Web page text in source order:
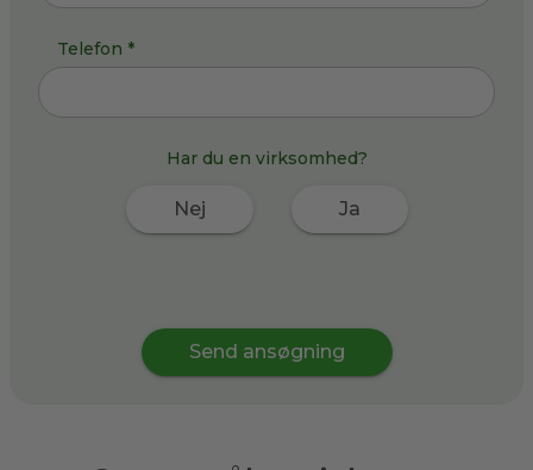
Telefon *
Har du en virksomhed?
Nej Ja
Send ansøgning